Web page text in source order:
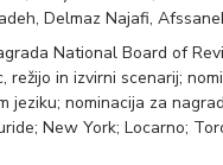
Delmaz Najafi,
National Board of
in izvirni scenarij;
nominacija za
New York; Locarno;